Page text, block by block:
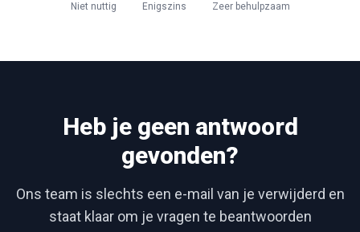
Niet nuttig Enigszins Zeer behulpzaam
Heb je geen antwoord
gevonden?
Ons team is slechts een e-mail van je verwijderd en
staat klaar om je vragen te beantwoorden